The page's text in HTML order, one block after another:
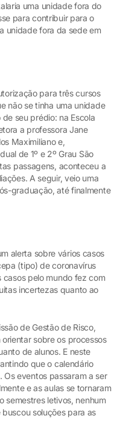
uma unidade fora do
para contribuir para o
unidade fora da sede em
para três cursos
não se tinha uma unidade
seu prédio: na Escola
a professora Jane
Maximiliano e,
de 1º e 2º Grau São
passagens, aconteceu a
A seguir, veio uma
graduação, até finalmente
alerta sobre vários casos
(tipo) de coronavírus
casos pelo mundo fez com
incertezas quanto ao
de Gestão de Risco,
sobre os processos
de alunos. E neste
que o calendário
eventos passaram a ser
e as aulas se tornaram
semestres letivos, nenhum
soluções para as